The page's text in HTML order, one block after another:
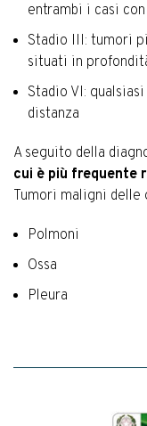
entrambi i casi
Stadio III: tumori
situati in
Stadio VI:
distanza
A seguito della
cui è più frequente
Tumori maligni delle
Polmoni
Ossa
Pleura